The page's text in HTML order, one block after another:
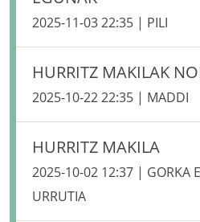
2025-11-03 22:35 | PILI
HURRITZ MAKILAK
2025-10-22 22:35 | MADDI
HURRITZ MAKILA
2025-10-02 12:37 | GORKA
URRUTIA